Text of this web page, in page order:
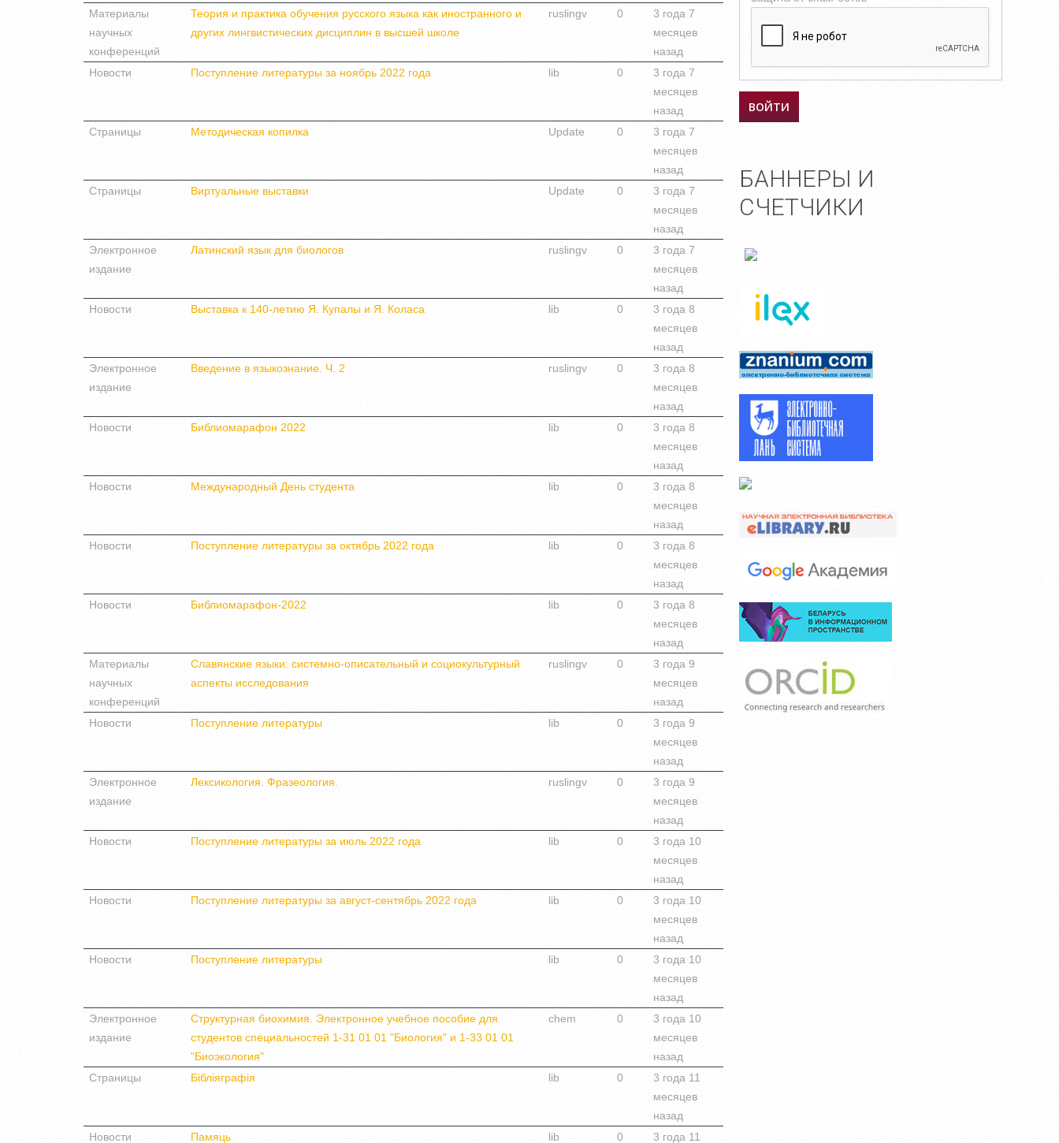
БАННЕРЫ И
СЧЕТЧИКИ
Материалы
научных
конференций
Теория и практика обучения русского языка как иностранного и
других лингвистических дисциплин в высшей школе
ruslingv 0
3 года 7
месяцев
назад
Новости
Поступление литературы за ноябрь 2022 года lib 0
3 года 7
месяцев
назад
Страницы
Методическая копилка Update 0
3 года 7
месяцев
назад
Страницы
Виртуальные выставки Update 0
3 года 7
месяцев
назад
Электронное
издание
Латинский язык для биологов ruslingv 0
3 года 7
месяцев
назад
Новости
Выставка к 140-летию Я. Купалы и Я. Коласа lib 0
3 года 8
месяцев
назад
Электронное
издание
Введение в языкознание. Ч. 2 ruslingv 0
3 года 8
месяцев
назад
Новости
Библиомарафон 2022 lib 0
3 года 8
месяцев
назад
Новости
Международный День студента lib 0
3 года 8
месяцев
назад
Новости
Поступление литературы за октябрь 2022 года lib 0
3 года 8
месяцев
назад
Новости
Библиомарафон-2022 lib 0
3 года 8
месяцев
назад
Материалы
научных
конференций
Славянские языки: системно-описательный и социокультурный
аспекты исследования
ruslingv 0
3 года 9
месяцев
назад
Новости
Поступление литературы lib 0
3 года 9
месяцев
назад
Электронное
издание
Лексикология. Фразеология. ruslingv 0
3 года 9
месяцев
назад
Новости
Поступление литературы за июль 2022 года lib 0
3 года 10
месяцев
назад
Новости
Поступление литературы за август-сентябрь 2022 года lib 0
3 года 10
месяцев
назад
Новости
Поступление литературы lib 0
3 года 10
месяцев
назад
Электронное
издание
Структурная биохимия. Электронное учебное пособие для
студентов специальностей 1-31 01 01 "Биология" и 1-33 01 01
"Биоэкология"
chem 0
3 года 10
месяцев
назад
Страницы
Бібліяграфія lib 0
3 года 11
месяцев
назад
Новости
Памяць lib 0 3 года 11